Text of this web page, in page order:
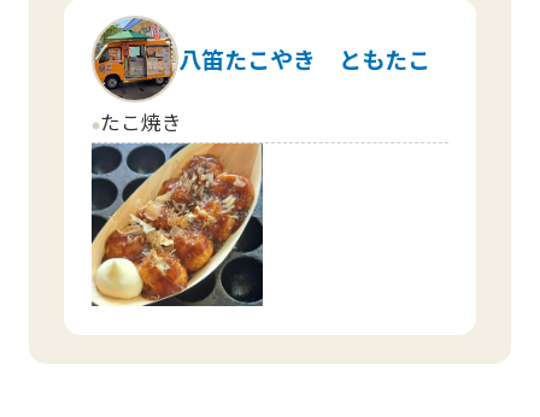
八笛たこやき ともたこ
circleたこ焼き